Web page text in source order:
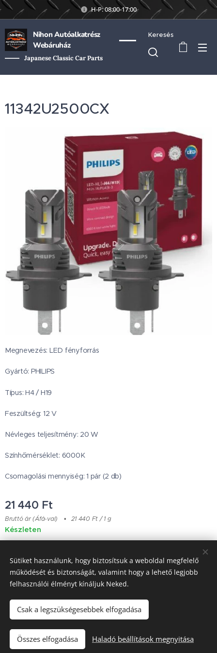
H-P: 08:00-17:00
Nihon Autóalkatrész
Webáruház
Japanese Classic Car Parts
Keresés
11342U2500CX
Megnevezés: LED fényforrás
Gyártó: PHILIPS
Típus: H4/ H19
Feszültség: 12 V
Névleges teljesítmény: 20 W
Színhőmérséklet: 6000K
Csomagolási mennyiség: 1 pár (2 db)
21 440 Ft
Bruttó ár (Áfá-val) 21 440 Ft / 1 g
Készleten
Kosárba
Japanese Classic Car Parts
Garancia & Szállítás
Sütiket használunk, hogy biztosítsuk a weboldal megfelelő
működését és biztonságát, valamint hogy a lehető legjobb
felhasználói élményt kínáljuk Neked.
Csak a legszükségesebbek elfogadása
Összes elfogadása Haladó beállítások megnyitása